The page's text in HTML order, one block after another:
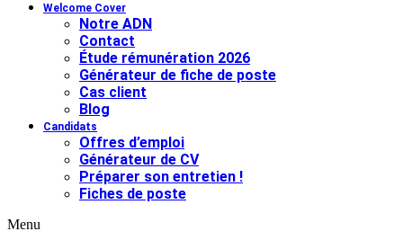
Welcome Cover
Notre ADN
Contact
Étude rémunération 2026
Générateur de fiche de poste
Cas client
Blog
Candidats
Offres d’emploi
Générateur de CV
Préparer son entretien !
Fiches de poste
Menu